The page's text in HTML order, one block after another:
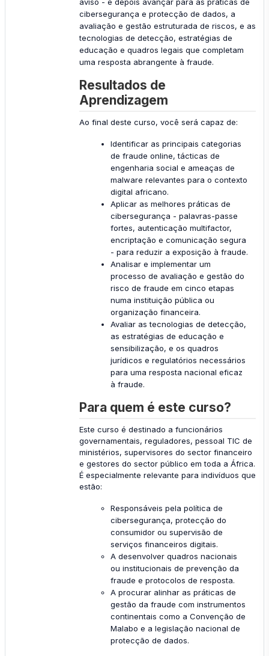
cibersegurança e protecção de dados, a
avaliação e gestão estruturada de riscos, e as
tecnologias de detecção, estratégias de
educação e quadros legais que completam
uma resposta abrangente à fraude.
Resultados de
Aprendizagem
Ao final deste curso, você será capaz de:
Identificar as principais categorias
de fraude online, tácticas de
engenharia social e ameaças de
malware relevantes para o contexto
digital africano.
Aplicar as melhores práticas de
cibersegurança - palavras-passe
fortes, autenticação multifactor,
encriptação e comunicação segura
- para reduzir a exposição à fraude.
Analisar e implementar um
processo de avaliação e gestão do
risco de fraude em cinco etapas
numa instituição pública ou
organização financeira.
Avaliar as tecnologias de detecção,
as estratégias de educação e
sensibilização, e os quadros
jurídicos e regulatórios necessários
para uma resposta nacional eficaz
à fraude.
Para quem é este curso?
Este curso é destinado a funcionários
governamentais, reguladores, pessoal TIC de
ministérios, supervisores do sector financeiro
e gestores do sector público em toda a África.
É especialmente relevante para indivíduos que
estão:
Responsáveis pela política de
cibersegurança, protecção do
consumidor ou supervisão de
serviços financeiros digitais.
A desenvolver quadros nacionais
ou institucionais de prevenção da
fraude e protocolos de resposta.
A procurar alinhar as práticas de
gestão da fraude com instrumentos
continentais como a Convenção de
Malabo e a legislação nacional de
protecção de dados.